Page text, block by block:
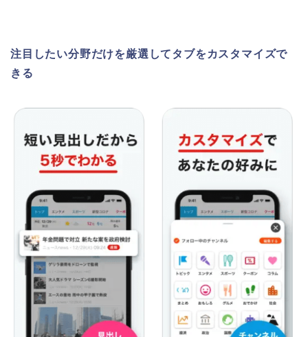
注目したい分野だけを厳選してタブをカスタマイズで
きる